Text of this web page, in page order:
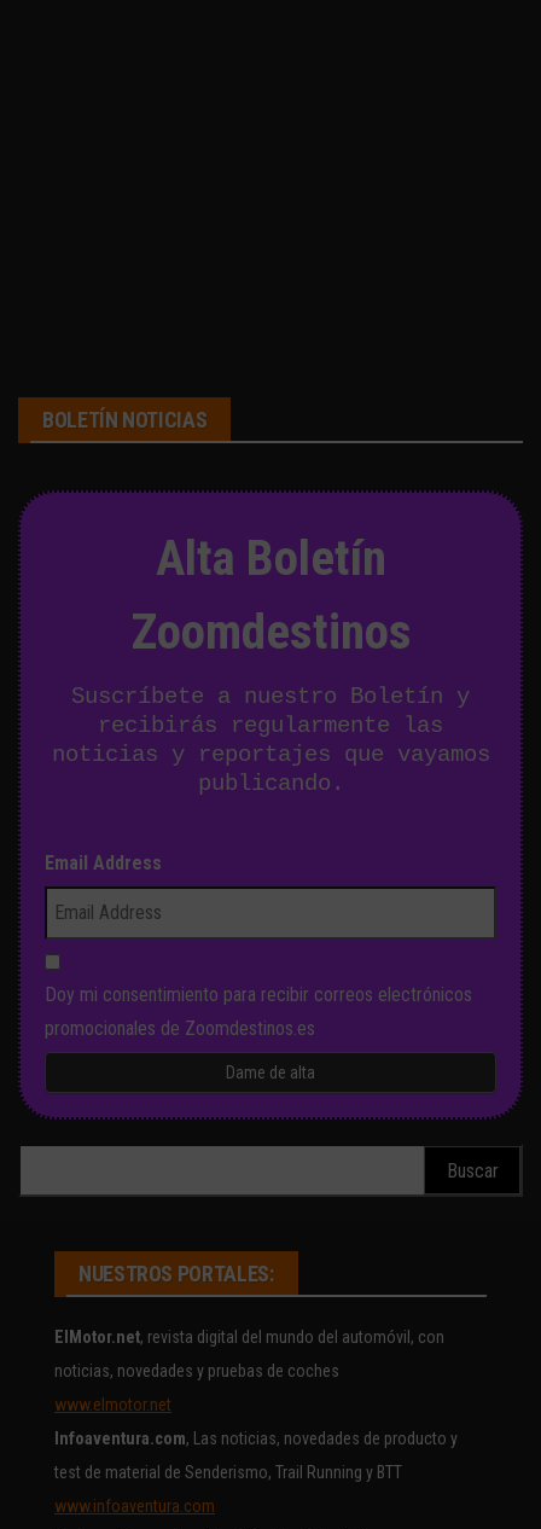
BOLETÍN NOTICIAS
Alta Boletín
Zoomdestinos
Suscríbete a nuestro Boletín y
recibirás regularmente las
noticias y reportajes que vayamos
publicando.
Email Address
Doy mi consentimiento para recibir correos electrónicos
promocionales de Zoomdestinos.es
NUESTROS PORTALES:
ElMotor.net, revista digital del mundo del automóvil, con
noticias, novedades y pruebas de coches
www.elmotor.net
Infoaventura.com, Las noticias, novedades de producto y
test de material de Senderismo, Trail Running y BTT
www.infoaventura.com